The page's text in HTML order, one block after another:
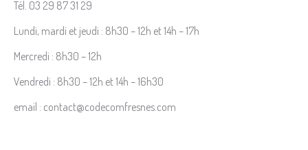
Tél. 03 29 87 31 29
Lundi, mardi et jeudi : 8h30 – 12h et 14h – 17h
Mercredi : 8h30 – 12h
Vendredi : 8h30 – 12h et 14h – 16h30
email : contact@codecomfresnes.com